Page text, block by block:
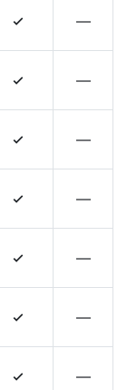
4 —
4 —
4 —
4 —
4 —
4 —
4 —